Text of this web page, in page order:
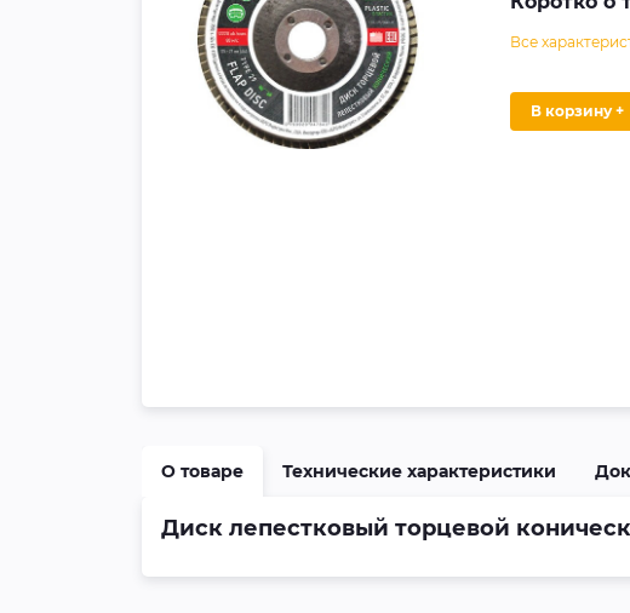
Все
В корзину +
О товаре Технические характеристики
Диск лепестковый торцевой